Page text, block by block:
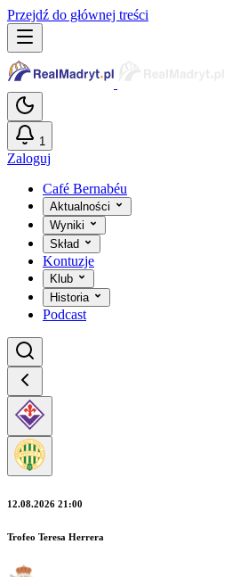
Przejdź do głównej treści
1
Zaloguj
Café Bernabéu
Aktualności
Wyniki
Skład
Kontuzje
Klub
Historia
Podcast
12.08.2026 21:00
Trofeo Teresa Herrera